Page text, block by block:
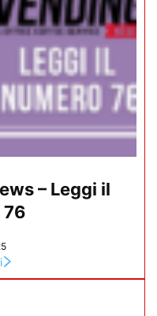
– Leggi il
76